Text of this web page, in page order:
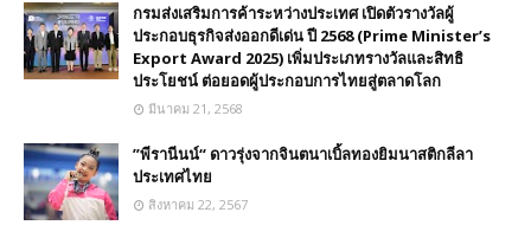
กรมส่งเสริมการค้าระหว่างประเทศ เปิดตัวรางวัลผู้
ประกอบธุรกิจส่งออกดีเด่น ปี 2568 (Prime Minister’s
Export Award 2025) เพิ่มประเภทรางวัลและสิทธิ
ประโยชน์ ต่อยอดผู้ประกอบการไทยสู่ตลาดโลก
มีนาคม 21, 2568
”พีรานีนน์“​ ดาวรุ่งจากจินตนาเบิ้ลทองยิมนาสติกลีลา
ประเทศไทย
สิงหาคม 22, 2567